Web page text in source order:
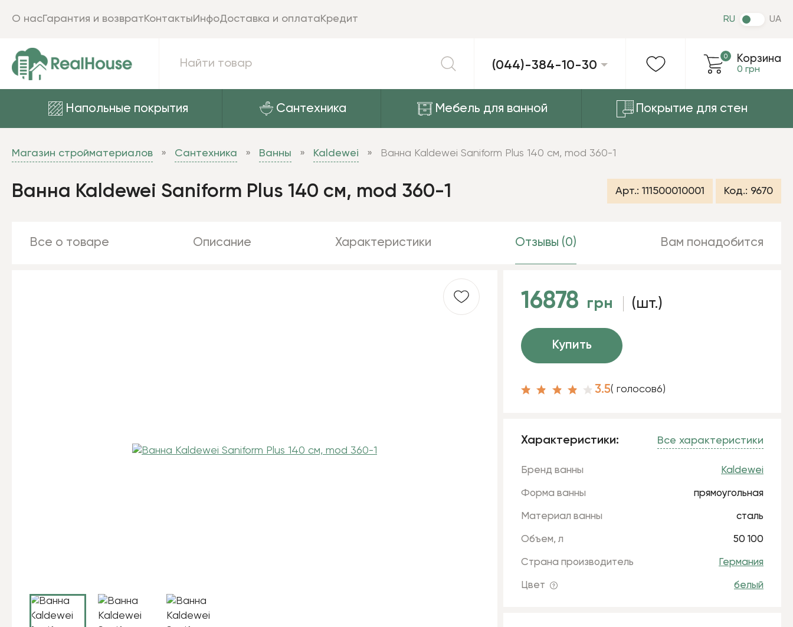
(044)-384-10-30
Корзина
0 грн
0
RU UA
Напольные покрытия Сантехника Мебель для ванной Покрытие для стен
О насГарантия и возвратКонтактыИнфоДоставка и оплатаКредит
Магазин стройматериалов Сантехника Ванны Kaldewei Ванна Kaldewei Saniform Plus 140 см, mod 360-1
Ванна Kaldewei Saniform Plus 140 см, mod 360-1 Арт.: 111500010001 Код.: 9670
Все о товаре Описание Характеристики Отзывы (0) Вам понадобится
16878 грн (шт.)
Купить
3.5( голосов6)
Характеристики: Все характеристики
Бренд ванны Kaldewei
Форма ванны прямоугольная
Материал ванны сталь
Объем, л 50 100
Страна производитель Германия
Цвет белый